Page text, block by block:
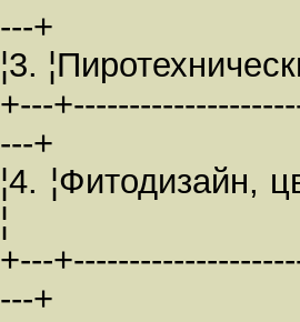
---+
¦3.
+---
---+
¦4. ¦Фитодизайн,
¦
+---
---+